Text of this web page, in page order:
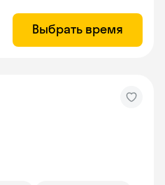
Выбрать время